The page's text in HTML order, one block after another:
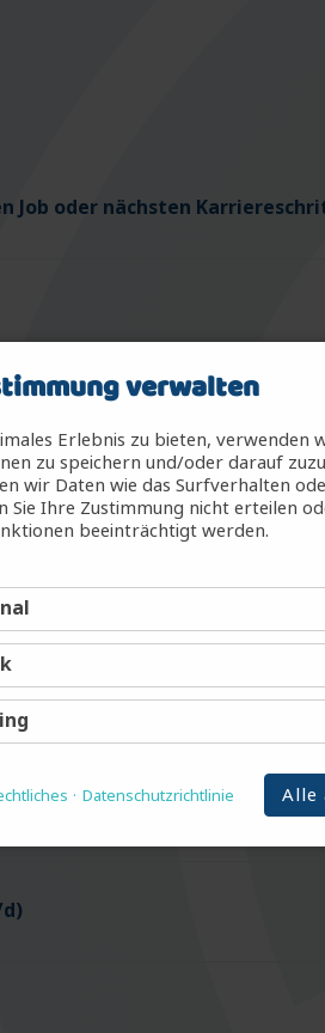
Job oder nächsten
(m/w/d)
verwalten
Erlebnis zu bieten, verwenden
zu speichern und/oder darauf
wir Daten wie das Surfverhalten
Sie Ihre Zustimmung nicht erteilen
beeinträchtigt werden.
Alle
Datenschutzrichtlinie